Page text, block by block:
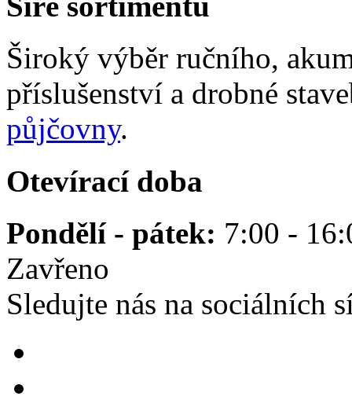
Široký výběr ručního,
příslušenství a drobné
půjčovny.
Otevírací doba
Pondělí - pátek: 7:00 -
Zavřeno
Sledujte nás na sociálních